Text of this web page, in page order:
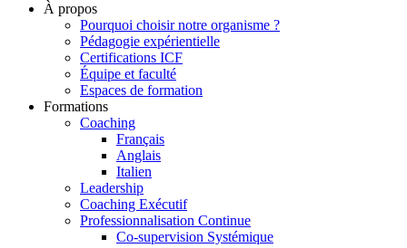
À propos
Pourquoi choisir notre organisme ?
Pédagogie expérientielle
Certifications ICF
Équipe et faculté
Espaces de formation
Formations
Coaching
Français
Anglais
Italien
Leadership
Coaching Exécutif
Professionnalisation Continue
Co-supervision Systémique